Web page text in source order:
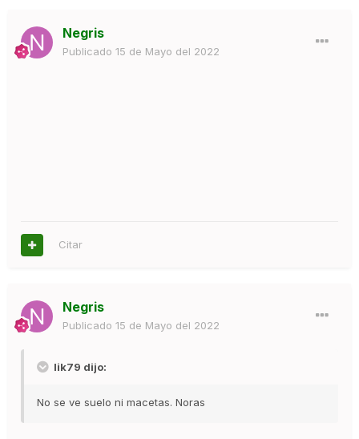
Negris
Publicado 15 de Mayo del 2022
Citar
Negris
Publicado 15 de Mayo del 2022
lik79 dijo:
No se ve suelo ni macetas. Noras